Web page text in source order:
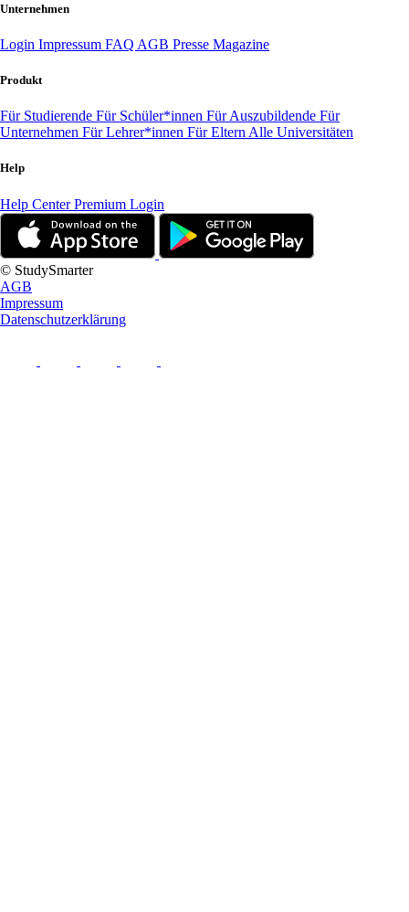
Unternehmen
Login Impressum FAQ AGB Presse Magazine
Produkt
Für Studierende Für Schüler*innen Für Auszubildende Für
Unternehmen Für Lehrer*innen Für Eltern Alle Universitäten
Help
Help CenterPremium Login
© StudySmarter
AGB
Impressum
Datenschutzerklärung